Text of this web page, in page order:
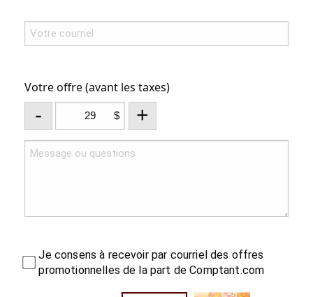
Votre offre (avant les taxes)
- $ +
Je consens à recevoir par courriel des offres
promotionnelles de la part de Comptant.com